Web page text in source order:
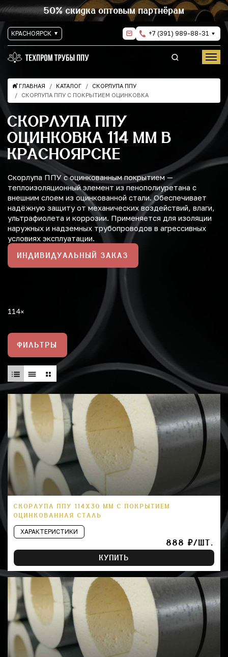
50% скидка оптовым партнёрам
КРАСНОЯРСК +7 (391) 989-88-31
ГЛАВНАЯ КАТАЛОГ
СКОРЛУПА ППУ
СКОРЛУПА ППУ С ПОКРЫТИЕМ ОЦИНКОВКА
СКОРЛУПА ППУ
ОЦИНКОВКА 114 ММ В
КРАСНОЯРСКЕ
Скорлупа ППУ с оцинкованным покрытием —
теплоизоляционный элемент из пенополиуретана с
внешним слоем из оцинкованной стали. Обеспечивает
надёжную защиту от механических воздействий, влаги,
ультрафиолета и коррозии. Применяется для изоляции
наружных и надземных трубопроводов в агрессивных
условиях эксплуатации.
ИНДИВИДУАЛЬНЫЙ ЗАКАЗ
114
ФИЛЬТРЫ
СКОРЛУПА ППУ 114Х30 ММ С ПОКРЫТИЕМ
ОЦИНКОВАННАЯ СТАЛЬ
ХАРАКТЕРИСТИКИ
888 ₽/ШТ.
КУПИТЬ